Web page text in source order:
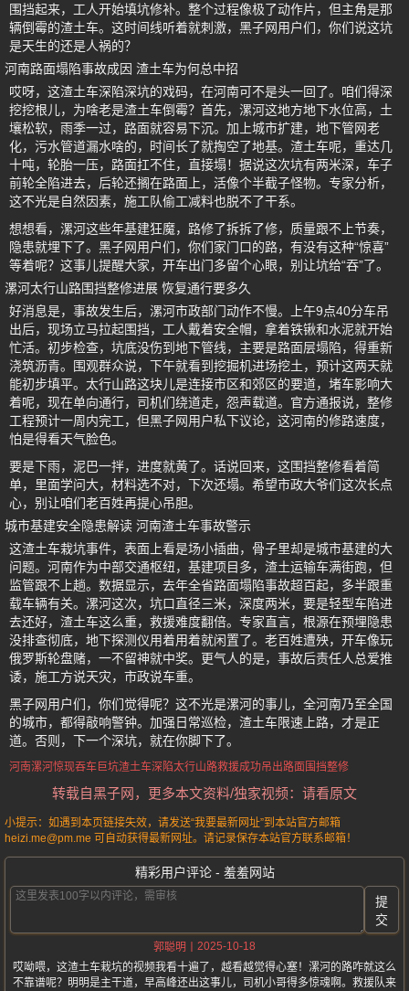
围挡起来，工人开始填坑修补。整个过程像极了动作片，但主角是那
辆倒霉的渣土车。这时间线听着就刺激，黑子网用户们，你们说这坑
是天生的还是人祸的？
河南路面塌陷事故成因 渣土车为何总中招
哎呀，这渣土车深陷深坑的戏码，在河南可不是头一回了。咱们得深
挖挖根儿，为啥老是渣土车倒霉？首先，漯河这地方地下水位高，土
壤松软，雨季一过，路面就容易下沉。加上城市扩建，地下管网老
化，污水管道漏水啥的，时间长了就掏空了地基。渣土车呢，重达几
十吨，轮胎一压，路面扛不住，直接塌！据说这次坑有两米深，车子
前轮全陷进去，后轮还搁在路面上，活像个半截子怪物。专家分析，
这不光是自然因素，施工队偷工减料也脱不了干系。
想想看，漯河这些年基建狂魔，路修了拆拆了修，质量跟不上节奏，
隐患就埋下了。黑子网用户们，你们家门口的路，有没有这种“惊喜”
等着呢？这事儿提醒大家，开车出门多留个心眼，别让坑给“吞”了。
漯河太行山路围挡整修进展 恢复通行要多久
好消息是，事故发生后，漯河市政部门动作不慢。上午9点40分车吊
出后，现场立马拉起围挡，工人戴着安全帽，拿着铁锹和水泥就开始
忙活。初步检查，坑底没伤到地下管线，主要是路面层塌陷，得重新
浇筑沥青。围观群众说，下午就看到挖掘机进场挖土，预计这两天就
能初步填平。太行山路这块儿是连接市区和郊区的要道，堵车影响大
着呢，现在单向通行，司机们绕道走，怨声载道。官方通报说，整修
工程预计一周内完工，但黑子网用户私下议论，这河南的修路速度，
怕是得看天气脸色。
要是下雨，泥巴一拌，进度就黄了。话说回来，这围挡整修看着简
单，里面学问大，材料选不对，下次还塌。希望市政大爷们这次长点
心，别让咱们老百姓再提心吊胆。
城市基建安全隐患解读 河南渣土车事故警示
这渣土车栽坑事件，表面上看是场小插曲，骨子里却是城市基建的大
问题。河南作为中部交通枢纽，基建项目多，渣土运输车满街跑，但
监管跟不上趟。数据显示，去年全省路面塌陷事故超百起，多半跟重
载车辆有关。漯河这次，坑口直径三米，深度两米，要是轻型车陷进
去还好，渣土车这么重，救援难度翻倍。专家直言，根源在预埋隐患
没排查彻底，地下探测仪用着用着就闲置了。老百姓遭殃，开车像玩
俄罗斯轮盘赌，一不留神就中奖。更气人的是，事故后责任人总爱推
诿，施工方说天灾，市政说车重。
黑子网用户们，你们觉得呢？这不光是漯河的事儿，全河南乃至全国
的城市，都得敲响警钟。加强日常巡检，渣土车限速上路，才是正
道。否则，下一个深坑，就在你脚下了。
河南漯河 惊现吞车巨坑渣土车深陷太行山路救援成功吊出路面围挡整修
转载自黑子网，更多本文资料/独家视频：请看原文
小提示：如遇到本页链接失效，请发送“我要最新网址”到本站官方邮箱
heizi.me@pm.me 可自动获得最新网址。请记录保存本站官方联系邮箱！
精彩用户评论 - 羞羞网站
提
交
郭聪明
2025-10-18
哎呦喂，这渣土车栽坑的视频我看十遍了，越看越觉得心塞！漯河的路咋就这么
不靠谱呢？明明是主干道，早高峰还出这事儿，司机小哥得多惊魂啊。救援队来